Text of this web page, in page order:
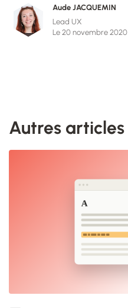
Aude JACQUEMIN
Lead UX
Le 20 novembre 2020
Autres articles